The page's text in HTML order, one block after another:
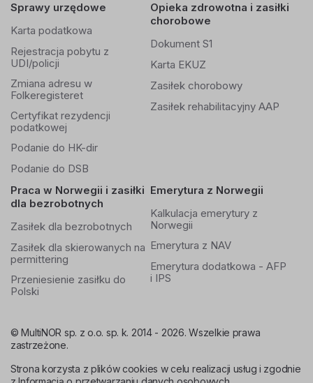
Sprawy urzędowe
Karta podatkowa
Rejestracja pobytu z
UDI/policji
Zmiana adresu w
Folkeregisteret
Certyfikat rezydencji
podatkowej
Podanie do HK-dir
Podanie do DSB
Opieka zdrowotna i zasiłki
chorobowe
Dokument S1
Karta EKUZ
Zasiłek chorobowy
Zasiłek rehabilitacyjny AAP
Praca w Norwegii i zasiłki
dla bezrobotnych
Zasiłek dla bezrobotnych
Zasiłek dla skierowanych na
permittering
Przeniesienie zasiłku do
Polski
Emerytura z Norwegii
Kalkulacja emerytury z
Norwegii
Emerytura z NAV
Emerytura dodatkowa - AFP
i IPS
© MultiNOR sp. z o.o. sp. k. 2014 - 2026. Wszelkie prawa
zastrzeżone.
Strona korzysta z plików cookies w celu realizacji usług i zgodnie